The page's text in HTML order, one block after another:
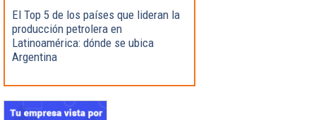
El Top 5 de los países que lideran la
producción petrolera en
Latinoamérica: dónde se ubica
Argentina